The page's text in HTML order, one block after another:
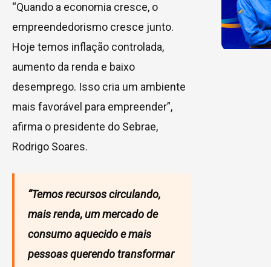
“Quando a economia cresce, o
empreendedorismo cresce junto.
Hoje temos inflação controlada,
aumento da renda e baixo
desemprego. Isso cria um ambiente
mais favorável para empreender”,
afirma o presidente do Sebrae,
Rodrigo Soares.
“Temos recursos circulando,
mais renda, um mercado de
consumo aquecido e mais
pessoas querendo transformar